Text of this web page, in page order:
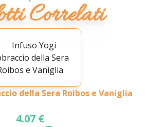
Correlati
della Sera Roibos e Vaniglia
4.07 €